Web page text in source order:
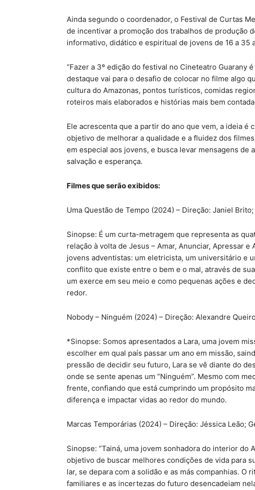
Ainda segundo o coordenador, o Festival de Curtas
de incentivar a promoção dos trabalhos de produção
informativo, didático e espiritual de jovens de 16 a 35
“Fazer a 3º edição do festival no Cineteatro Guarany
destaque vai para o desafio de colocar no filme algo
cultura do Amazonas, pontos turísticos, comidas
roteiros mais elaborados e histórias mais bem
Ele acrescenta que a partir do ano que vem, a ideia é
objetivo de melhorar a qualidade e a fluidez dos
em especial aos jovens, e busca levar mensagens
salvação e esperança.
Filmes que serão exibidos:
Uma Questão de Tempo (2024) – Direção: Janiel
Sinopse: É um curta-metragem que representa as
relação à volta de Jesus – Amar, Anunciar, Apressar
jovens adventistas: um eletricista, um universitário e
conflito que existe entre o bem e o mal, através de
um exerce em seu meio e como pequenas ações e
redor.
Nobody – Ninguém (2024) – Direção: Alexandre
*Sinopse: Somos apresentados a Lara, uma jovem
escolher em qual país passar um ano em missão,
pressão de decidir seu futuro, Lara se vê diante do
onde se sente apenas um “Ninguém”. Mesmo com
frente, confiando que está cumprindo um propósito
diferença e impactar vidas ao redor do mundo.
Marcas Temporárias (2024) – Direção: Jéssica Leão;
Sinopse: “Tainá, uma jovem sonhadora do interior do
objetivo de buscar melhores condições de vida para
lar, se depara com a solidão e as más companhias. O
familiares e as incertezas do futuro desencadeiam